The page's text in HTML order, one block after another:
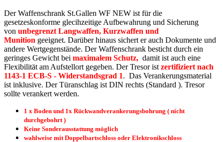
Der Waffenschrank St.Gallen WF NEW ist für die
gesetzeskonforme glecihzeitige Aufbewahrung und Sicherung
von unbegrenzt Langwaffen, Kurzwaffen und
Munition geeignet. Darüber hinaus sichert er auch Dokumente und
andere Wertgegenstände. Der Waffenschrank besticht durch ein
geringes Gewicht bei maximalem Schutz, damit ist auch eine
Flexibilität am Aufstellort gegeben. Der Tresor ist zertifiziert nach
1143-1 ECB-S - Widerstandsgrad 1. Das Verankerungsmaterial
ist inklusive. Der Türanschlag ist DIN rechts (Standard ). Tresor
sollte verankert werden.
1 x Boden und 1x Rückwandverankerungsbohrung ( nicht
durchgebohrt )
Keine Sonderausstattung möglich
wahlweise mit Doppelbartschloss oder Elektronikschloss